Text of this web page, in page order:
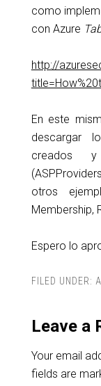
como
con Azure
http://
En este
descargar
creados y
otros
Membership,
Espero lo
FILED UNDER:
Leave a
Your email
fields are